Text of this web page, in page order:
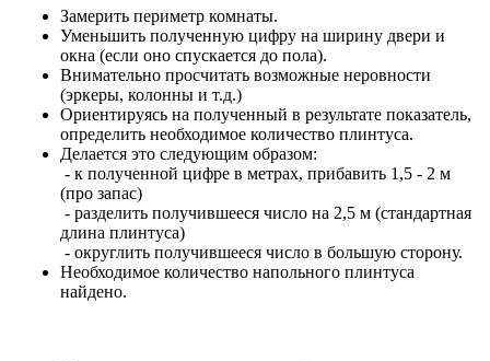
Замерить периметр комнаты.
Уменьшить полученную цифру на ширину двери и
окна (если оно спускается до пола).
Внимательно просчитать возможные неровности
(эркеры, колонны и т.д.)
Ориентируясь на полученный в результате показатель,
определить необходимое количество плинтуса.
Делается это следующим образом:
- к полученной цифре в метрах, прибавить 1,5 - 2 м
(про запас)
- разделить получившееся число на 2,5 м (стандартная
длина плинтуса)
- округлить получившееся число в большую сторону.
Необходимое количество напольного плинтуса
найдено.